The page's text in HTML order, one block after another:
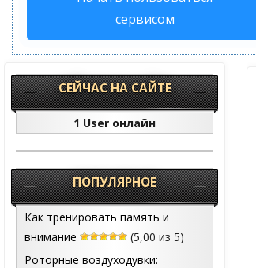
сервисом
СЕЙЧАС НА САЙТЕ
1 User онлайн
ПОПУЛЯРНОЕ
Как тренировать память и
внимание
(5,00 из 5)
Роторные воздуходувки: